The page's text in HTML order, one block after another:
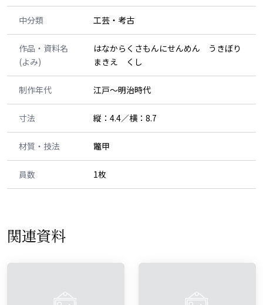
中分類 工芸・考古
作品・資料名
(よみ)
はなからくさもんにせんめん うきぼり
まきえ くし
制作年代 江戸～明治時代
寸法 縦：4.4／横：8.7
材質・技法 鼈甲
員数 1枚
関連資料